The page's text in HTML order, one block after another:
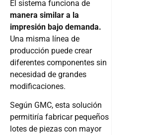
El sistema funciona de
manera similar a la
impresión bajo demanda.
Una misma línea de
producción puede crear
diferentes componentes sin
necesidad de grandes
modificaciones.
Según GMC, esta solución
permitiría fabricar pequeños
lotes de piezas con mayor